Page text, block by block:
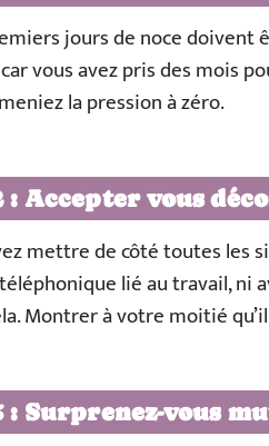
jours de noce doivent
vous avez pris des mois
la pression à zéro.
: Accepter vous
mettre de côté toutes
téléphonique lié au travail, ni
Montrer à votre moitié
: Surprenez-vous